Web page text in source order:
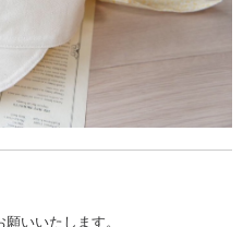
いいたします。